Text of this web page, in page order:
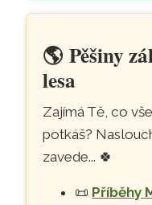
🌎Pěšiny
lesa
Zajímá Tě, co
potkáš?
zavede... 🍀
📜 Příběhy